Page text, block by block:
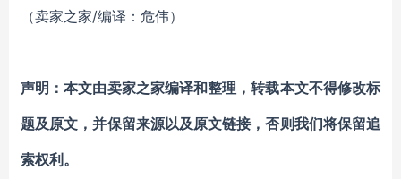
（卖家之家/编译：危伟）
声明：本文由卖家之家编译和整理，转载本文不得修改标
题及原文，并保留来源以及原文链接，否则我们将保留追
索权利。